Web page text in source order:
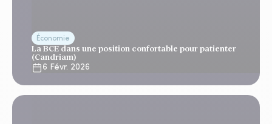
Économie
La BCE dans une position confortable pour patienter
(Candriam)
6 Févr. 2026